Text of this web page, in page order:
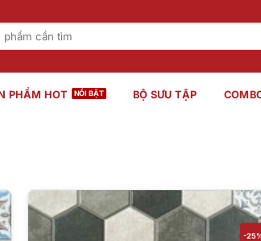
PHẨM HOT BỘ SƯU TẬP
-